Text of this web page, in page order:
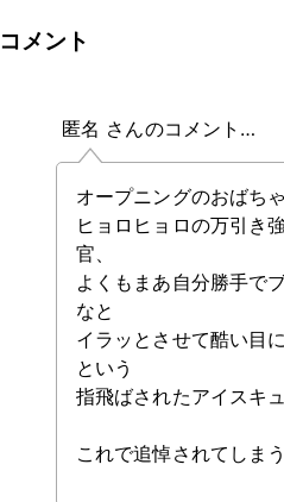
コメント
匿名 さんのコメント…
オープニングのおばち
ヒョロヒョロの万引き
官、
よくもまあ自分勝手で
なと
イラッとさせて酷い目
という
指飛ばされたアイスキ
これで追悼されてしま